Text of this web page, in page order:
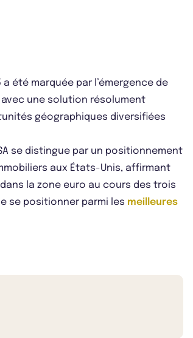
été marquée par l’émergence de
une solution résolument
géographiques diversifiées
se distingue par un positionnement
aux États-Unis, affirmant
la zone euro au cours des trois
se positionner parmi les meilleures